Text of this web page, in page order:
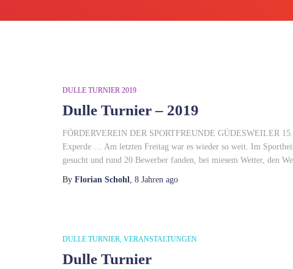
DULLE TURNIER 2019
Dulle Turnier – 2019
FÖRDERVEREIN DER SPORTFREUNDE GÜDESWEILER
Experde … Am letzten Freitag war es wieder so weit. Im
gesucht und rund 20 Bewerber fanden, bei miesem Wetter, den
By Florian Schohl, 8 Jahren ago
DULLE TURNIER VERANSTALTUNGEN
Dulle Turnier